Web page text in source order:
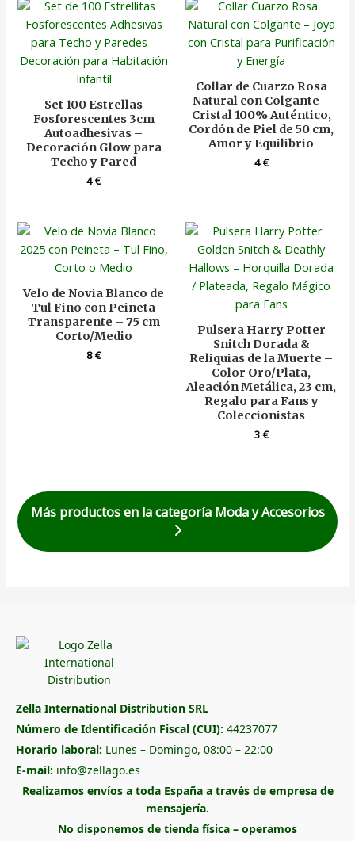
Set 100 Estrellas
Fosforescentes 3cm
Autoadhesivas –
Decoración Glow para
Techo y Pared
4€
Collar de Cuarzo Rosa
Natural con Colgante –
Cristal 100% Auténtico,
Cordón de Piel de 50 cm,
Amor y Equilibrio
4€
Velo de Novia Blanco de
Tul Fino con Peineta
Transparente – 75 cm
Corto/Medio
8€
Pulsera Harry Potter
Snitch Dorada &
Reliquias de la Muerte –
Color Oro/Plata,
Aleación Metálica, 23 cm,
Regalo para Fans y
Coleccionistas
3€
Más productos en la categoría Moda y Accesorios
Zella International Distribution SRL
Número de Identificación Fiscal (CUI): 44237077
Horario laboral: Lunes – Domingo, 08:00 – 22:00
E-mail: info@zellago.es
Realizamos envíos a toda España a través de empresa de
mensajería.
No disponemos de tienda física – operamos